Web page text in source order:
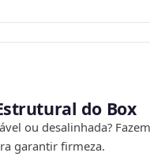
do Box
ou desalinhada?
garantir firmeza.